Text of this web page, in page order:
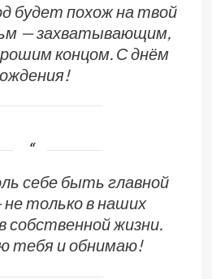
будет похож на твой
— захватывающим,
концом. С днём
себе быть главной
только в наших
собственной жизни.
тебя и обнимаю!